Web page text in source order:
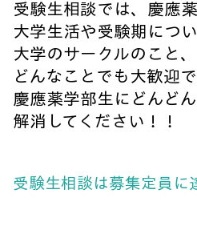
受験生相談では、慶應
大学生活や受験期につ
大学のサークルのこと
どんなことでも大歓迎で
慶應薬学部生にどんど
解消してください！！
受験生相談は募集定員に